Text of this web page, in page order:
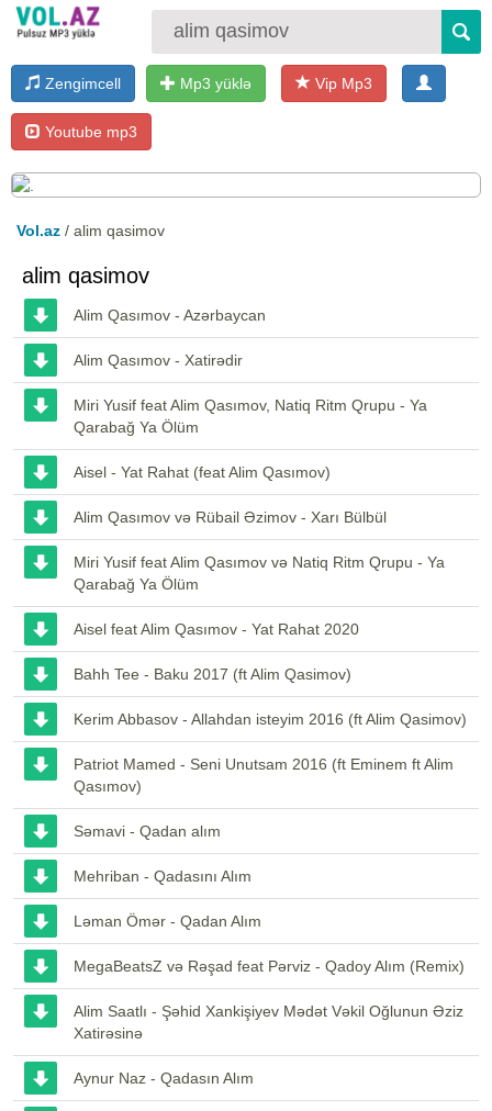
Zengimcell Mp3 yüklə Vip Mp3
Youtube mp3
Vol.az / alim qasimov
alim qasimov
Alim Qasımov - Azərbaycan
Alim Qasımov - Xatirədir
Miri Yusif feat Alim Qasımov, Natiq Ritm Qrupu - Ya
Qarabağ Ya Ölüm
Aisel - Yat Rahat (feat Alim Qasımov)
Alim Qasımov və Rübail Əzimov - Xarı Bülbül
Miri Yusif feat Alim Qasımov və Natiq Ritm Qrupu - Ya
Qarabağ Ya Ölüm
Aisel feat Alim Qasımov - Yat Rahat 2020
Bahh Tee - Baku 2017 (ft Alim Qasimov)
Kerim Abbasov - Allahdan isteyim 2016 (ft Alim Qasimov)
Patriot Mamed - Seni Unutsam 2016 (ft Eminem ft Alim
Qasımov)
Səmavi - Qadan alım
Mehriban - Qadasını Alım
Ləman Ömər - Qadan Alım
MegaBeatsZ və Rəşad feat Pərviz - Qadoy Alım (Remix)
Alim Saatlı - Şəhid Xankişiyev Mədət Vəkil Oğlunun Əziz
Xatirəsinə
Aynur Naz - Qadasın Alım